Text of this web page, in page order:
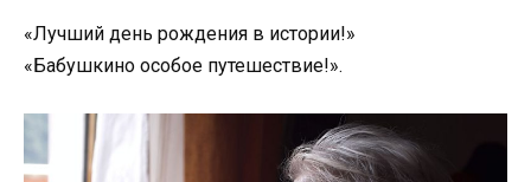
«Лучший день рождения в истории!»
«Бабушкино особое путешествие!».